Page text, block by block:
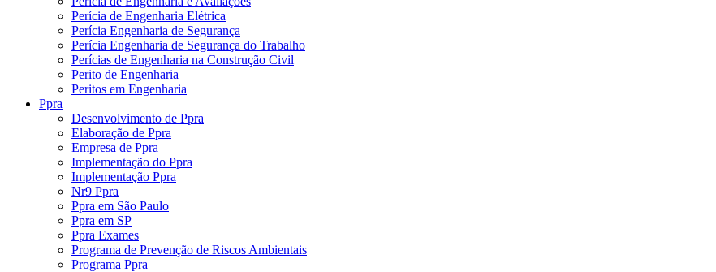
Perícia de Engenharia Elétrica
Perícia Engenharia de Segurança
Perícia Engenharia de Segurança do Trabalho
Perícias de Engenharia na Construção Civil
Perito de Engenharia
Peritos em Engenharia
Ppra
Desenvolvimento de Ppra
Elaboração de Ppra
Empresa de Ppra
Implementação do Ppra
Implementação Ppra
Nr9 Ppra
Ppra em São Paulo
Ppra em SP
Ppra Exames
Programa de Prevenção de Riscos Ambientais
Programa Ppra